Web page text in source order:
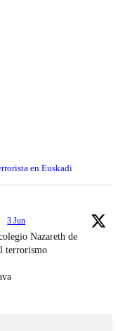
en Euskadi
3 Jun
Nazareth de
terrorismo